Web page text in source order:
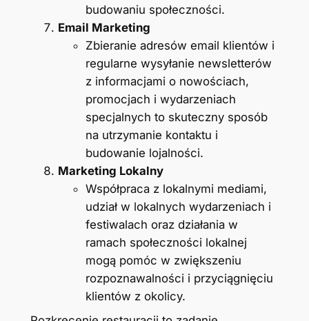
budowaniu społeczności.
Email Marketing
Zbieranie adresów email klientów i
regularne wysyłanie newsletterów
z informacjami o nowościach,
promocjach i wydarzeniach
specjalnych to skuteczny sposób
na utrzymanie kontaktu i
budowanie lojalności.
Marketing Lokalny
Współpraca z lokalnymi mediami,
udział w lokalnych wydarzeniach i
festiwalach oraz działania w
ramach społeczności lokalnej
mogą pomóc w zwiększeniu
rozpoznawalności i przyciągnięciu
klientów z okolicy.